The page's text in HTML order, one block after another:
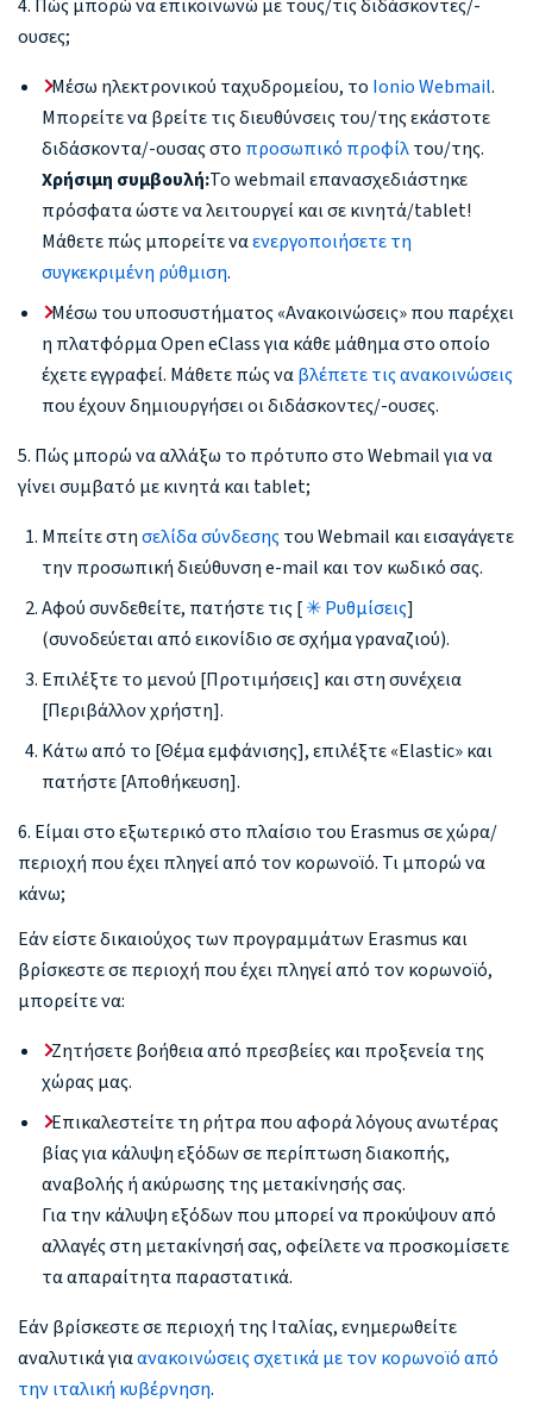
4. Πώς μπορώ να επικοινωνώ με τους/τις διδάσκοντες/-
ουσες;
Μέσω ηλεκτρονικού ταχυδρομείου, το Ionio Webmail.
Μπορείτε να βρείτε τις διευθύνσεις του/της εκάστοτε
διδάσκοντα/-ουσας στο προσωπικό προφίλτου/της.
Χρήσιμη συμβουλή:Το webmail επανασχεδιάστηκε
πρόσφατα ώστε να λειτουργεί και σε κινητά/tablet!
Μάθετε πώς μπορείτε ναενεργοποιήσετε τη
συγκεκριμένη ρύθμιση.
Μέσω του υποσυστήματος «Ανακοινώσεις» που παρέχει
η πλατφόρμα Open eClass για κάθε μάθημα στο οποίο
έχετε εγγραφεί. Μάθετε πώς ναβλέπετε τις ανακοινώσεις
που έχουν δημιουργήσει οι διδάσκοντες/-ουσες.
5. Πώς μπορώ να αλλάξω το πρότυπο στο Webmail για να
γίνει συμβατό με κινητά και tablet;
Μπείτε στησελίδα σύνδεσηςτου Webmail και εισαγάγετε
την προσωπική διεύθυνση e-mail και τον κωδικό σας.
Αφού συνδεθείτε, πατήστε τις [✳ Ρυθμίσεις]
(συνοδεύεται από εικονίδιο σε σχήμα γραναζιού).
Επιλέξτε το μενού [Προτιμήσεις] και στη συνέχεια
[Περιβάλλον χρήστη].
Κάτω από το [Θέμα εμφάνισης], επιλέξτε «Elastic» και
πατήστε [Αποθήκευση].
6. Είμαι στο εξωτερικό στο πλαίσιο του Erasmus σε χώρα/
περιοχή που έχει πληγεί από τον κορωνοϊό. Τι μπορώ να
κάνω;
Εάν είστε δικαιούχος των προγραμμάτων Erasmus και
βρίσκεστε σε περιοχή που έχει πληγεί από τον κορωνοϊό,
μπορείτε να:
Ζητήσετε βοήθεια από πρεσβείες και προξενεία της
χώρας μας.
Επικαλεστείτε τη ρήτρα που αφορά λόγους ανωτέρας
βίας για κάλυψη εξόδων σε περίπτωση διακοπής,
αναβολής ή ακύρωσης της μετακίνησής σας.
Για την κάλυψη εξόδων που μπορεί να προκύψουν από
αλλαγές στη μετακίνησή σας, οφείλετε να προσκομίσετε
τα απαραίτητα παραστατικά.
Εάν βρίσκεστε σε περιοχή της Ιταλίας, ενημερωθείτε
αναλυτικά γιαανακοινώσεις σχετικά με τον κορωνοϊό από
την ιταλική κυβέρνηση.